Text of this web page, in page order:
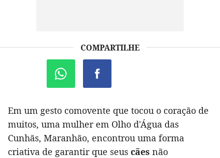
COMPARTILHE
Em um gesto comovente que tocou o coração de
muitos, uma mulher em Olho d'Água das
Cunhãs, Maranhão, encontrou uma forma
criativa de garantir que seus cães não